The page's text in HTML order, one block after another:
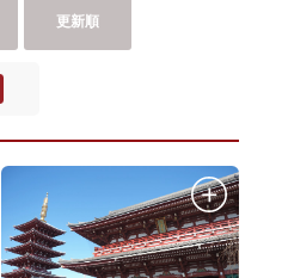
更新順